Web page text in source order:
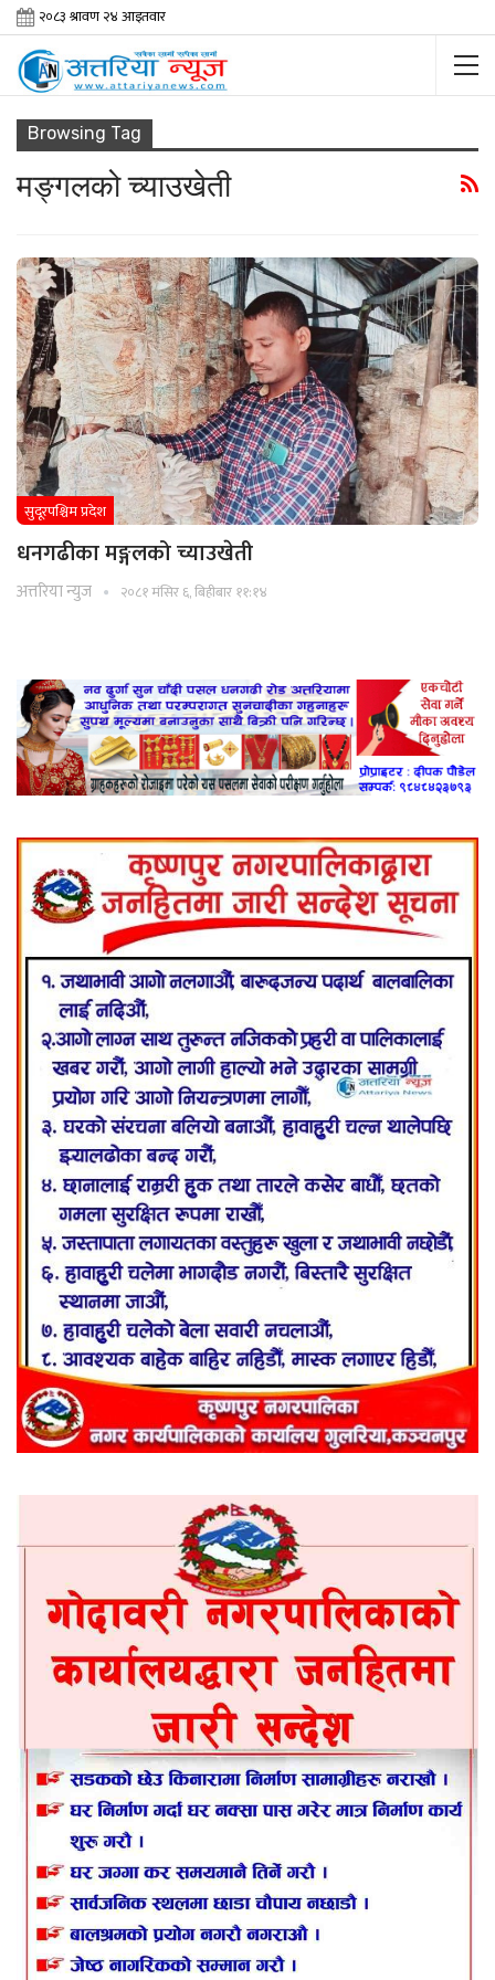
Browsing Tag
मङ्गलको च्याउखेती
सुदूरपश्चिम प्रदेश
धनगढीका मङ्गलको च्याउखेती
अत्तरिया न्युज २०८१ मंसिर ६, बिहीबार ११:१४